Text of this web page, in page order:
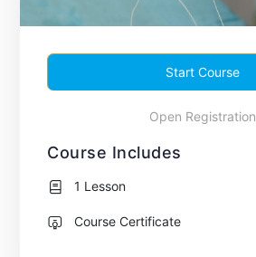
Start Course
Open Registration
Course Includes
1 Lesson
Course Certificate